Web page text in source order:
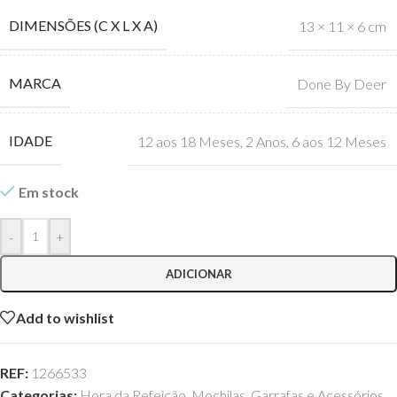
DIMENSÕES (C X L X A) 13 × 11 × 6 cm
MARCA Done By Deer
IDADE 12 aos 18 Meses 2 Anos 6 aos 12 Meses
Em stock
- +
ADICIONAR
Add to wishlist
REF: 1266533